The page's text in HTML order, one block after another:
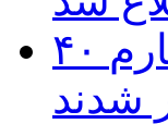
۴۰ روستای شهرستان گِرمی از اینترنت نسل چهارم
شدند